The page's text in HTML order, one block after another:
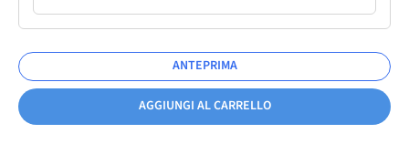
ANTEPRIMA
AGGIUNGI AL CARRELLO